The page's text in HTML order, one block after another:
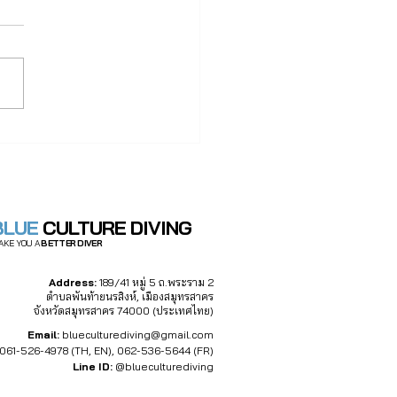
CULTURE DIVING
YOU ABETTER DIVER
Address: 189/41 หมู่ 5 ถ.พระราม 2
ตำบลพันท้ายนรสิงห์, เมืองสมุทรสาคร
จังหวัดสมุทรสาคร 74000 (ประเทศไทย)
Email: blueculturediving@gmail.com
061-526-4978 (TH, EN) 062-536-5644 (FR)
Line ID: @blueculturediving